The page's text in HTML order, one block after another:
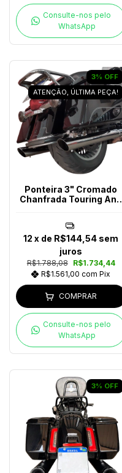
Consulte-nos pelo
WhatsApp
3% OFF
ATENÇÃO, ÚLTIMA PEÇA!
Ponteira 3" Cromado
Chanfrada Touring Ano
R$1.788,08
R$1.734,44
R$1.561,00com Pix
12 x de R$144,54 sem
juros
COMPRAR
Consulte-nos pelo
WhatsApp
3% OFF